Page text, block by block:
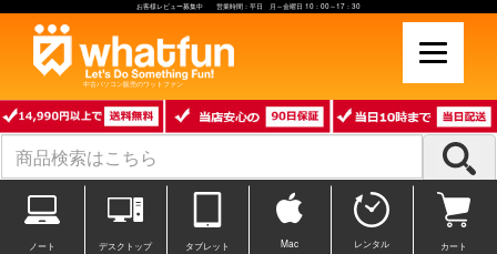
お客様レビュー募集中 営業時間：平日 月～金曜日 10：00～17：30
中古パソコン販売のワットファン
ノート デスクトップ タブレット Mac レンタル カート